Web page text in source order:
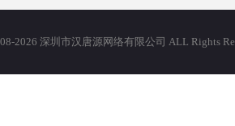
2026 深圳市汉唐源网络有限公司 ALL Rights